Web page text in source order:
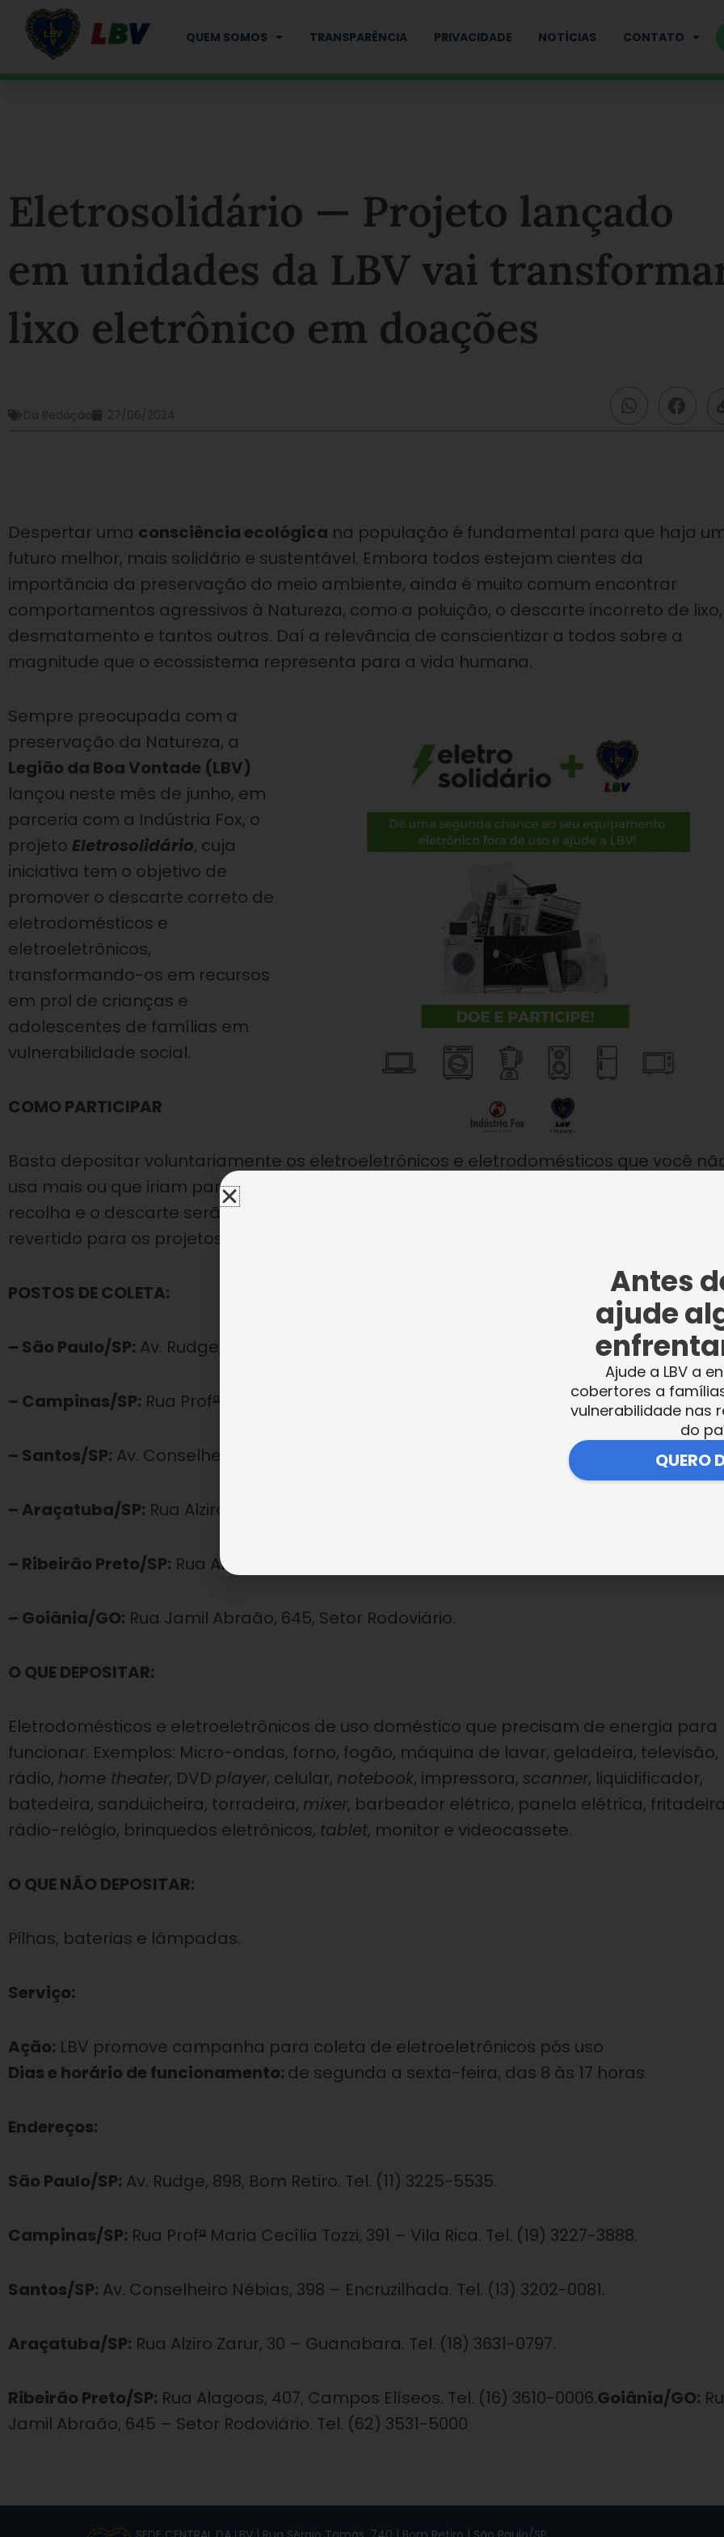
QUEM SOMOS TRANSPARÊNCIA PRIVACIDADE NOTÍCIAS CONTATO
Eletrosolidário — Projeto lançado
em unidades da LBV vai
lixo eletrônico em doações
Da Redação 27/06/2024
Despertar uma consciência ecológica na população é fundamental para que haja
futuro melhor, mais solidário e sustentável. Embora todos estejam cientes da
importância da preservação do meio ambiente, ainda é muito comum encontrar
comportamentos agressivos à Natureza, como a poluição, o descarte incorreto de
desmatamento e tantos outros. Daí a relevância de conscientizar a todos sobre a
magnitude que o ecossistema representa para a vida humana.
Sempre preocupada com a
preservação da Natureza, a
Legião da Boa Vontade (LBV)
lançou neste mês de junho, em
parceria com a Indústria Fox, o
projeto Eletrosolidário, cuja
iniciativa tem o objetivo de
promover o descarte correto de
eletrodomésticos e
eletroeletrônicos,
transformando-os em recursos
em prol de crianças e
adolescentes de famílias em
vulnerabilidade social.
COMO PARTICIPAR
Basta depositar voluntariamente os eletroeletrônicos e eletrodomésticos que você
usa mais ou que iriam para o lixo na caixa coletora instalada nas unidades da LBV. A
recolha e o descarte serão feitos pela Indústria Fox e o valor da reciclagem será
revertido para os projetos sociais oferecidos pela Instituição.
POSTOS DE COLETA:
– São Paulo/SP: Av. Rudge, 898, Bom Retiro.
– Campinas/SP: Rua Profª
– Santos/SP: Av. Conselheiro Nébias, 398, Encruzilhada.
– Araçatuba/SP: Rua Alziro Zarur, 30, Guanabara.
– Ribeirão Preto/SP: Rua Alagoas, 407, Campos Elíseos.
– Goiânia/GO: Rua Jamil Abraão, 645, Setor Rodoviário.
O QUE DEPOSITAR:
Eletrodomésticos e eletroeletrônicos de uso doméstico que precisam de energia para
funcionar. Exemplos: Micro-ondas, forno, fogão, máquina de lavar, geladeira, televisão,
rádio, home theater, DVD player, celular, notebook, impressora, scanner, liquidificador,
batedeira, sanduicheira, torradeira, mixer, barbeador elétrico, panela elétrica,
rádio-relógio, brinquedos eletrônicos, tablet, monitor e videocassete.
O QUE NÃO DEPOSITAR:
Pilhas, baterias e lâmpadas.
Serviço:
Ação: LBV promove campanha para coleta de eletroeletrônicos pós uso
Dias e horário de funcionamento: de segunda a sexta-feira, das 8 às 17 horas.
Endereços:
São Paulo/SP: Av. Rudge, 898, Bom Retiro. Tel. (11) 3225-5535.
Campinas/SP: Rua Profª Maria Cecília Tozzi, 391 – Vila Rica. Tel. (19) 3227-3888.
Santos/SP: Av. Conselheiro Nébias, 398 – Encruzilhada. Tel. (13) 3202-0081.
Araçatuba/SP: Rua Alziro Zarur, 30 – Guanabara. Tel. (18) 3631-0797.
Ribeirão Preto/SP: Rua Alagoas, 407, Campos Elíseos. Tel. (16) 3610-0006.Goiânia/GO:
Jamil Abraão, 645 – Setor Rodoviário. Tel. (62) 3531-5000
Antes
ajude
Ajude a LBV a
cobertores a
vulnerabilidade nas
do
QUERO